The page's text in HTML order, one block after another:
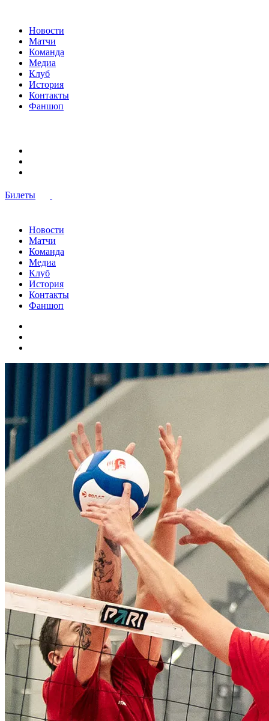
Новости
Матчи
Команда
Медиа
Клуб
История
Контакты
Фаншоп
Билеты
Новости
Матчи
Команда
Медиа
Клуб
История
Контакты
Фаншоп